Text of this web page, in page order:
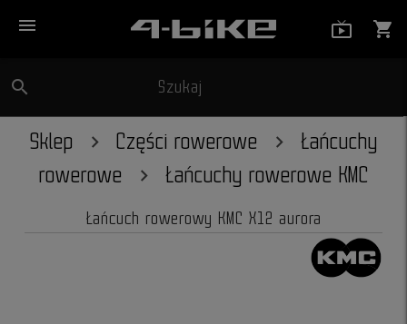
menu shopping_cart
search Szukaj
Sklep Części rowerowe
Łańcuchy
rowerowe
Łańcuchy rowerowe KMC
Łańcuch rowerowy KMC X12 aurora